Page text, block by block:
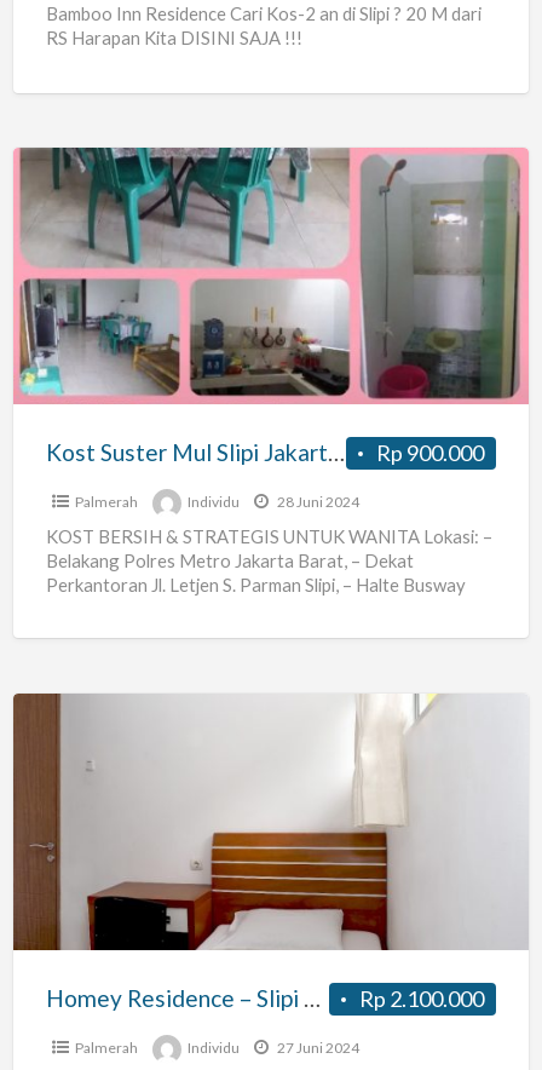
Bamboo Inn Residence Cari Kos-2 an di Slipi ? 20 M dari
RS Harapan Kita DISINI SAJA !!!
Kost
Suster
Mul
Slipi
Jakarta
Barat
Rp 900.000
Kost Suster Mul Slipi Jakarta Barat
Palmerah Individu 28 Juni 2024
KOST BERSIH & STRATEGIS UNTUK WANITA Lokasi: –
Belakang Polres Metro Jakarta Barat, – Dekat
Perkantoran Jl. Letjen S. Parman Slipi, – Halte Busway
Slipi
Kstubun
Tanah
Tomang
Rp 2.100.000
Homey Residence – Slipi Tomang Kstubun Tanah abang Tomang
Palmerah Individu 27 Juni 2024